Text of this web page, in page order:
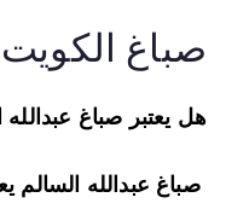
الكويت
يعتبر صباغ عبدالله
عبدالله السالم